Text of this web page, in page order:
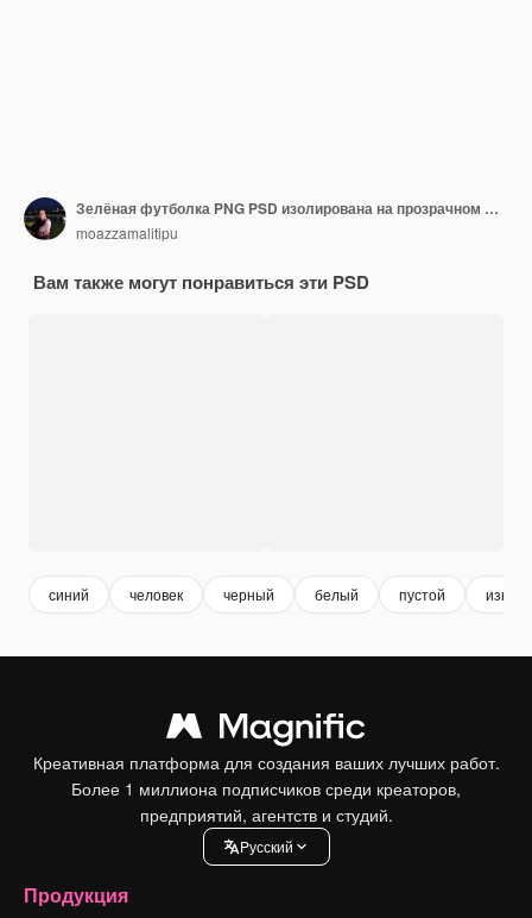
Зелёная футболка PNG PSD изолирована на прозрачном фоне
moazzamalitipu
Вам также могут понравиться эти PSD
синий человек черный белый пустой износ
Креативная платформа для создания ваших лучших работ.
Более 1 миллиона подписчиков среди креаторов,
предприятий, агентств и студий.
Pусский
Продукция